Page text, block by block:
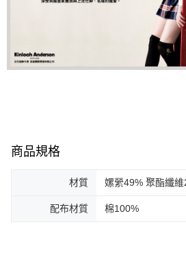
商品規格
材質 嫘縈49% 聚酯纖
配布材質 棉100%